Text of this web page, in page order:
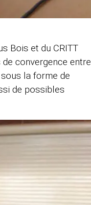
Bois et du CRITT
convergence entre
la forme de
de possibles